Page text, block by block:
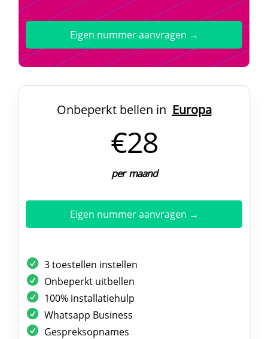
Eigen nummer aanvragen →
Onbeperkt bellen in Europa
€28
per maand
Eigen nummer aanvragen →
3 toestellen instellen
Onbeperkt uitbellen
100% installatiehulp
Whatsapp Business
Gespreksopnames